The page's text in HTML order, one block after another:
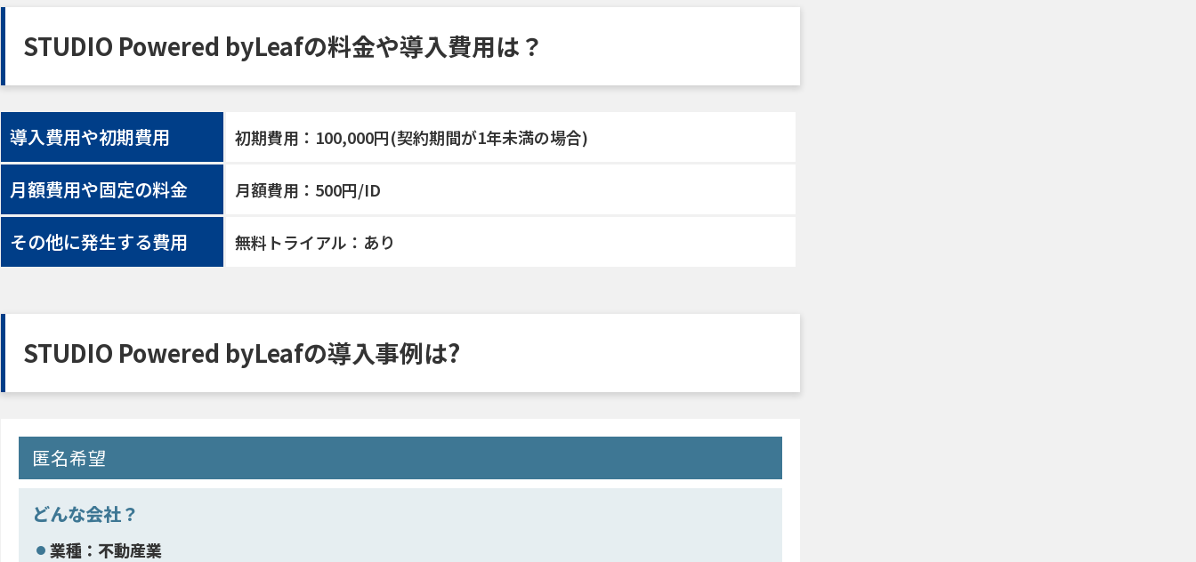
STUDIO Powered byLeafの料金や導入費用は？
導入費用や初期費用 初期費用：100,000円(契約期間が1年未満の場合)
月額費用や固定の料金 月額費用：500円/ID
その他に発生する費用 無料トライアル：あり
STUDIO Powered byLeafの導入事例は?
匿名希望
どんな会社？
業種：不動産業